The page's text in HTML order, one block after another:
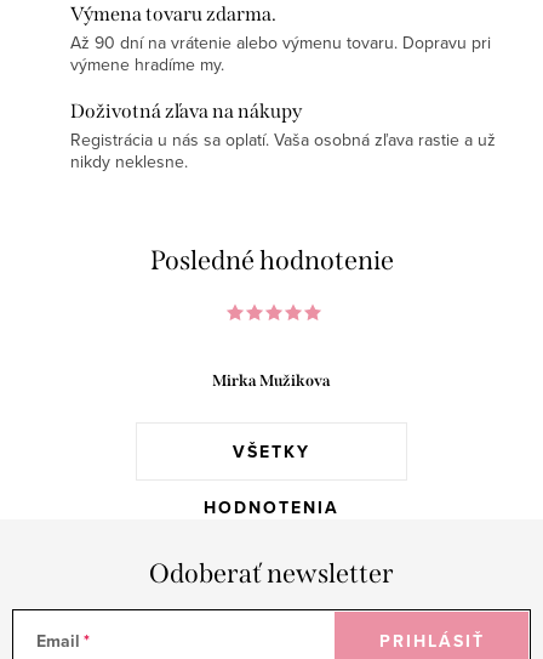
Výmena tovaru zdarma.
Až 90 dní na vrátenie alebo výmenu tovaru. Dopravu pri
výmene hradíme my.
Doživotná zľava na nákupy
Registrácia u nás sa oplatí. Vaša osobná zľava rastie a už
nikdy neklesne.
Posledné hodnotenie
VŠETKY
HODNOTENIA
Mirka Mužikova
Odoberať newsletter
Email PRIHLÁSIŤ